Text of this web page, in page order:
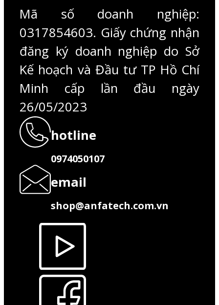
Mã số doanh nghiệp:
0317854603. Giấy chứng nhận
đăng ký doanh nghiệp do Sở
Kế hoạch và Đầu tư TP Hồ Chí
Minh cấp lần đầu ngày
26/05/2023
hotline
0974050107
email
shop@anfatech.com.vn